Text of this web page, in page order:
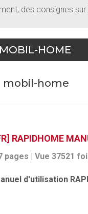
des consignes
HOME
mobil-home
RAPIDHOME
pages | Vue 37521
d'utilisation